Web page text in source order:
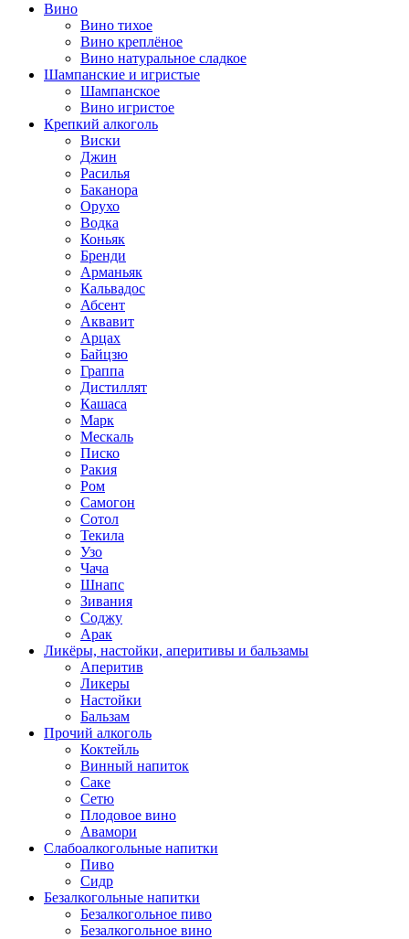
Вино
Вино тихое
Вино креплёное
Вино натуральное сладкое
Шампанские и игристые
Шампанское
Вино игристое
Крепкий алкоголь
Виски
Джин
Расилья
Баканора
Орухо
Водка
Коньяк
Бренди
Арманьяк
Кальвадос
Абсент
Аквавит
Арцах
Байцзю
Граппа
Дистиллят
Кашаса
Марк
Мескаль
Писко
Ракия
Ром
Самогон
Сотол
Текила
Узо
Чача
Шнапс
Зивания
Соджу
Арак
Ликёры, настойки, аперитивы и бальзамы
Аперитив
Ликеры
Настойки
Бальзам
Прочий алкоголь
Коктейль
Винный напиток
Саке
Сетю
Плодовое вино
Авамори
Слабоалкогольные напитки
Пиво
Сидр
Безалкогольные напитки
Безалкогольное пиво
Безалкогольное вино